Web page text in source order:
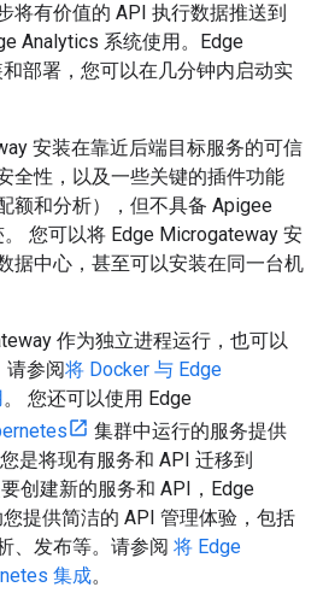
将有价值的 API 执行数据推送到
Analytics 系统使用。Edge
部署，您可以在几分钟内启动实
安装在靠近后端目标服务的可信
全性，以及一些关键的插件功能
额和分析），但不具备 Apigee
您可以将 Edge Microgateway 安
据中心，甚至可以安装在同一台机
作为独立进程运行，也可以
请参阅将 Docker 与 Edge
。 您还可以使用 Edge
集群中运行的服务提供
是将现有服务和 API 迁移到
创建新的服务和 API，Edge
提供简洁的 API 管理体验，包括
、发布等。请参阅 将 Edge
集成。